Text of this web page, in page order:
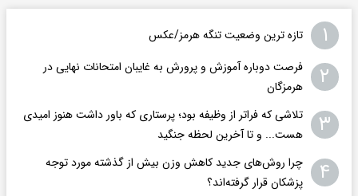
۱ تازه ترین وضعیت تنگه هرمز/عکس
۲
فرصت دوباره آموزش و پرورش به غایبان امتحانات نهایی در
هرمزگان
۳
تلاشی که فراتر از وظیفه بود؛ پرستاری که باور داشت هنوز امیدی
هست... و تا آخرین لحظه جنگید
۴
چرا روش‌های جدید کاهش وزن بیش از گذشته مورد توجه
پزشکان قرار گرفته‌اند؟